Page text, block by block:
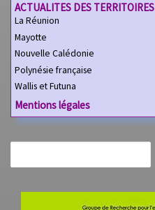
ACTUALITES DES TERRITOIRES
La Réunion
Mayotte
Nouvelle Calédonie
Polynésie française
Wallis et Futuna
Mentions légales